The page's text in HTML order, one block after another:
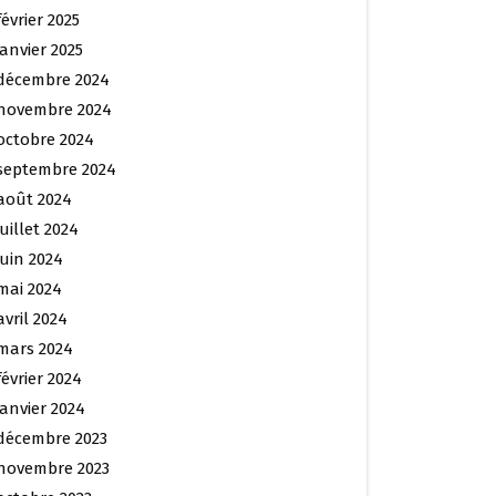
2025
2025
2024
2024
2024
2024
2024
2024
2024
2024
2024
2024
2024
2024
2023
2023